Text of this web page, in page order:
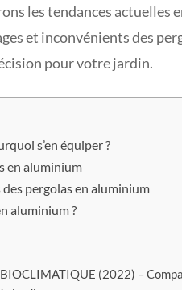
les tendances actuelles
et inconvénients des
pour votre jardin.
s’en équiper ?
en aluminium
pergolas en aluminium
aluminium ?
(2022) –